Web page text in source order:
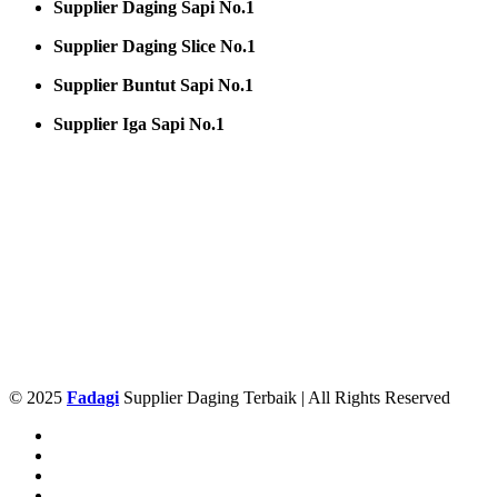
Supplier Daging Sapi No.1
Supplier Daging Slice No.1
Supplier Buntut Sapi No.1
Supplier Iga Sapi No.1
© 2025 FadagiSupplier Daging Terbaik | All Rights Reserved